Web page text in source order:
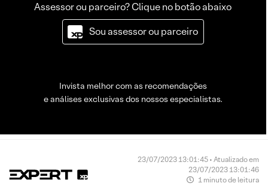
Assessor ou parceiro? Clique no botão abaixo
Sou assessor ou parceiro
Invista melhor com as recomendações
e análises exclusivas dos nossos especialistas.
23/07/2023 13:01:45 • Atualizado em
23/07/2023 13:01:46
1 minuto de leitura